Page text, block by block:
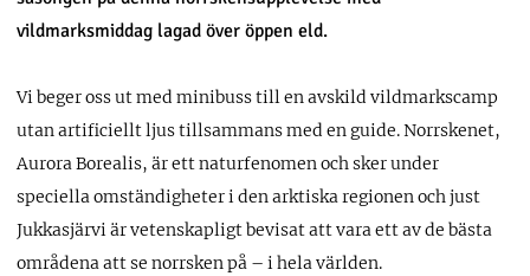
vildmarksmiddag lagad över öppen eld.
Vi beger oss ut med minibuss till en avskild vildmarkscamp
utan artificiellt ljus tillsammans med en guide. Norrskenet,
Aurora Borealis, är ett naturfenomen och sker under
speciella omständigheter i den arktiska regionen och just
Jukkasjärvi är vetenskapligt bevisat att vara ett av de bästa
områdena att se norrsken på – i hela världen.